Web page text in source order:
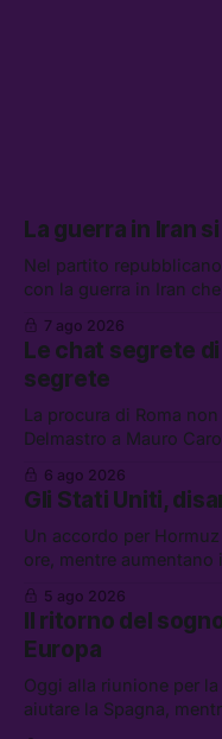
La guerra in Iran
Nel partito
con la guerra in Iran
lavoro, Schlein prova a
che cos’è lo
7 ago 2026
Le chat segrete
segrete
La procura di Roma
Delmastro a Mauro
attacchi in Libano, il
flessibilità in armi e
abbandonata
6 ago 2026
Gli Stati Uniti,
Un accordo per
ore, mentre
chi aspetta i dispersi di
diluiti, e quanti attivisti
5 ago 2026
Il ritorno del
Europa
Oggi alla riunione per
aiutare la Spagna,